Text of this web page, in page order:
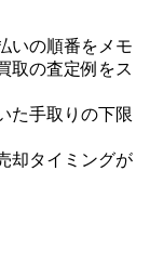
いの順番をメモ
取の査定例をス
た手取りの下限
却タイミングが